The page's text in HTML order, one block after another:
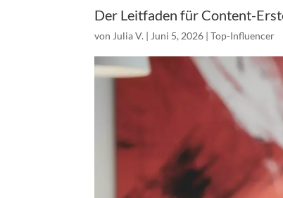
Der Leitfaden für Content-
von Julia V. | Juni 5, 2026 |Top-Influencer